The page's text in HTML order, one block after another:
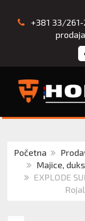
+381 33/261-
Početna
Majice,
EXPLODE